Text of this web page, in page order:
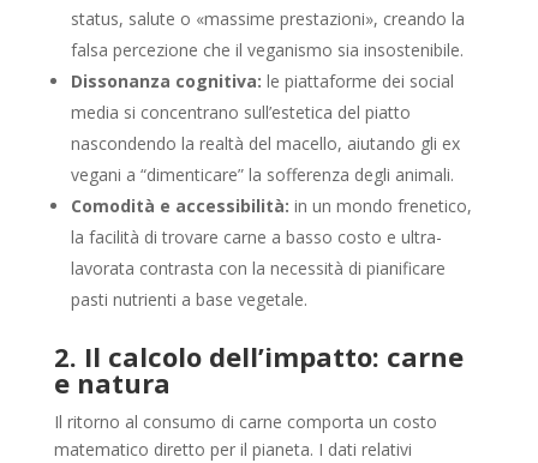
status, salute o «massime prestazioni», creando la
falsa percezione che il veganismo sia insostenibile.
Dissonanza cognitiva: le piattaforme dei social
media si concentrano sull’estetica del piatto
nascondendo la realtà del macello, aiutando gli ex
vegani a “dimenticare” la sofferenza degli animali.
Comodità e accessibilità: in un mondo frenetico,
la facilità di trovare carne a basso costo e ultra-
lavorata contrasta con la necessità di pianificare
pasti nutrienti a base vegetale.
2. Il calcolo dell’impatto: carne
e natura
Il ritorno al consumo di carne comporta un costo
matematico diretto per il pianeta. I dati relativi